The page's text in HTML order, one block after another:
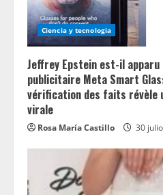
Ciencia y tecnologia
Jeffrey Epstein est-il apparu
publicitaire Meta Smart
vérification des faits révèle
virale
Rosa María Castillo 30